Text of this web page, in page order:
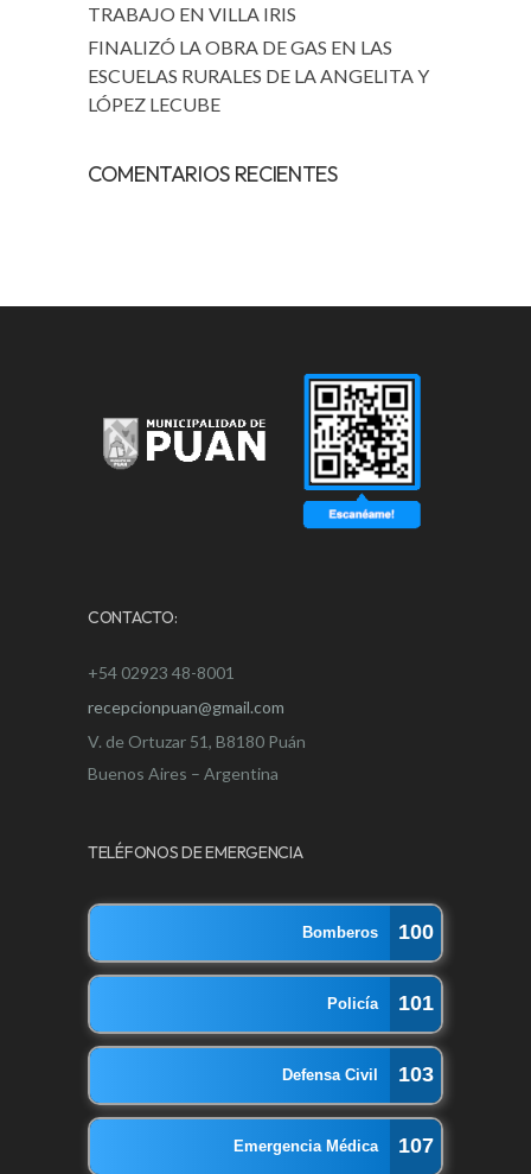
TRABAJO EN VILLA IRIS
FINALIZÓ LA OBRA DE GAS EN LAS
ESCUELAS RURALES DE LA ANGELITA Y
LÓPEZ LECUBE
COMENTARIOS RECIENTES
CONTACTO:
+54 02923 48-8001
recepcionpuan@gmail.com
V. de Ortuzar 51, B8180 Puán
Buenos Aires – Argentina
TELÉFONOS DE EMERGENCIA
Bomberos 100
Policía 101
Defensa Civil 103
Emergencia Médica 107